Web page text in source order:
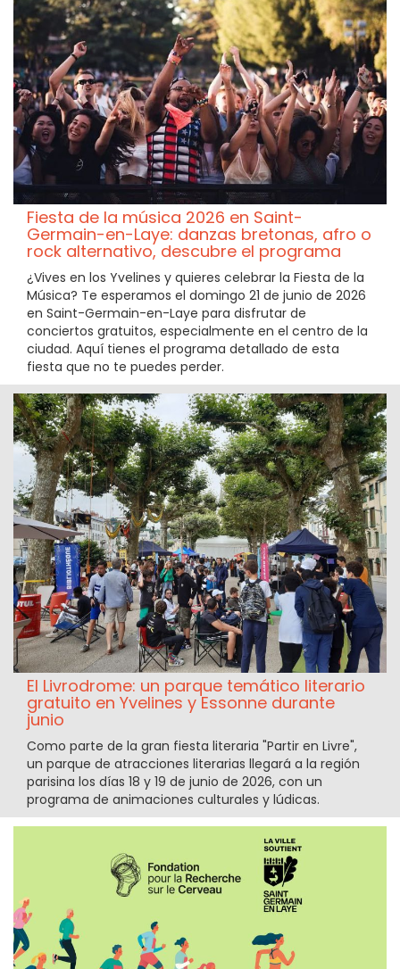
Fiesta de la música 2026 en Saint-
Germain-en-Laye: danzas bretonas, afro o
rock alternativo, descubre el programa
¿Vives en los Yvelines y quieres celebrar la Fiesta de la
Música? Te esperamos el domingo 21 de junio de 2026
en Saint-Germain-en-Laye para disfrutar de
conciertos gratuitos, especialmente en el centro de la
ciudad. Aquí tienes el programa detallado de esta
fiesta que no te puedes perder.
El Livrodrome: un parque temático literario
gratuito en Yvelines y Essonne durante
junio
Como parte de la gran fiesta literaria "Partir en Livre",
un parque de atracciones literarias llegará a la región
parisina los días 18 y 19 de junio de 2026, con un
programa de animaciones culturales y lúdicas.